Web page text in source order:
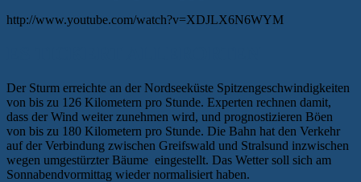
http://www.youtube.com/watch?v=XDJLX6N6WYM
Der Sturm erreichte an der Nordseeküste Spitzengeschwindigkeiten
von bis zu 126 Kilometern pro Stunde. Experten rechnen damit,
dass der Wind weiter zunehmen wird, und prognostizieren Böen
von bis zu 180 Kilometern pro Stunde. Die Bahn hat den Verkehr
auf der Verbindung zwischen Greifswald und Stralsund inzwischen
wegen umgestürzter Bäume eingestellt. Das Wetter soll sich am
Sonnabendvormittag wieder normalisiert haben.